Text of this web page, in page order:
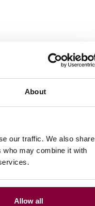
About
our traffic. We also share
who may combine it with
Allow all